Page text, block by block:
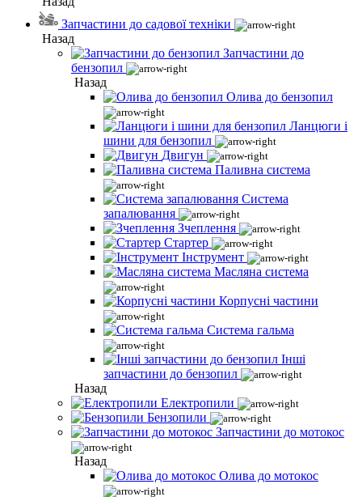
Запчастини до садової техніки
Назад
Запчастини до
бензопил
Назад
Олива до бензопил
Ланцюги і
шини для бензопил
Двигун
Паливна система
Система
запалювання
Зчеплення
Стартер
Інструмент
Масляна система
Корпусні частини
Система гальма
Інші
запчастини до бензопил
Назад
Електропили
Бензопили
Запчастини до мотокос
Назад
Олива до мотокос